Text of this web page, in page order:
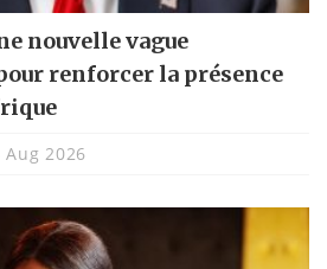
nouvelle vague
renforcer la présence
Aug 2026